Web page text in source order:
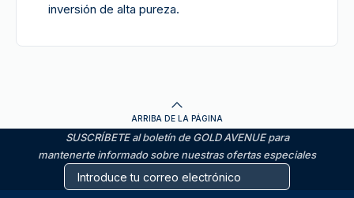
inversión de alta pureza.
ARRIBA DE LA PÁGINA
SUSCRÍBETE al boletín de GOLD AVENUE para
mantenerte informado sobre nuestras ofertas especiales